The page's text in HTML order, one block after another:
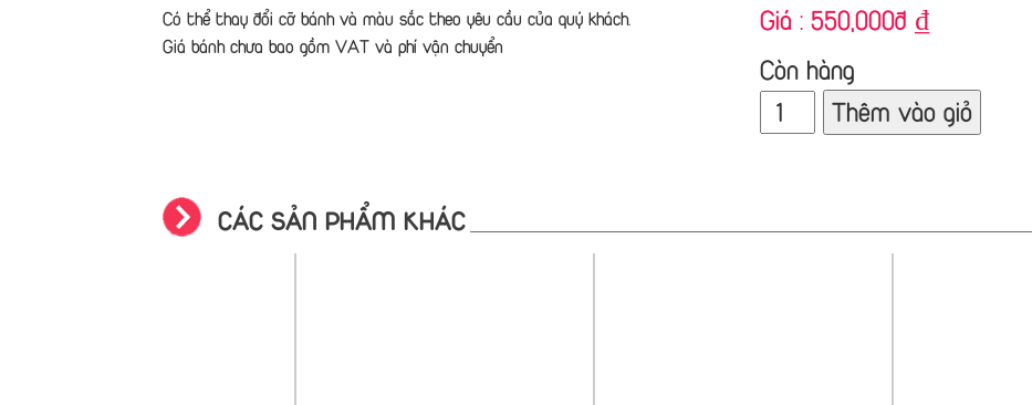
Có thể thay đổi cỡ bánh và màu sắc theo yêu cầu của quý khách.
Giá bánh chưa bao gồm VAT và phí vận chuyển
Giá : 550,000đ ₫
Còn hàng
Thêm vào giỏ
CÁC SẢN PHẨM KHÁC